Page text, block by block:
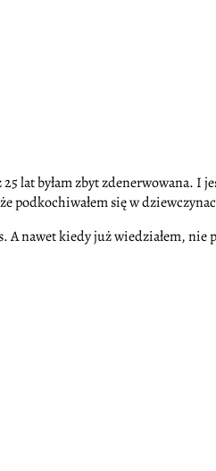
lat byłam zbyt zdenerwowana.
podkochiwałem się w
nawet kiedy już wiedziałem, nie